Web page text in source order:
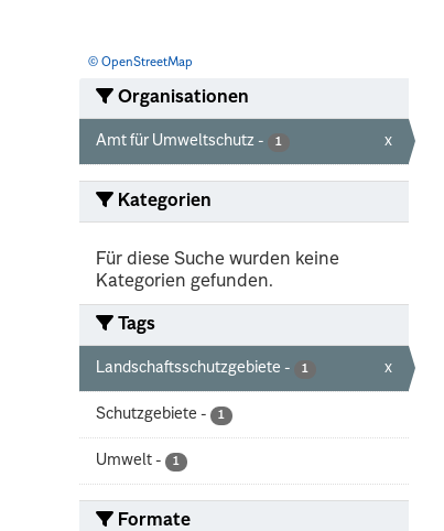
© OpenStreetMap
Organisationen
Amt für Umweltschutz - 1 x
Kategorien
Für diese Suche wurden keine
Kategorien gefunden.
Tags
Landschaftsschutzgebiete - 1 x
Schutzgebiete - 1
Umwelt - 1
Formate